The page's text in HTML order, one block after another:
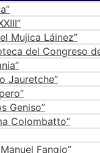
Mujica Láinez”
del Congreso
Jauretche”
Geniso”
Colombatto”
Fangio”